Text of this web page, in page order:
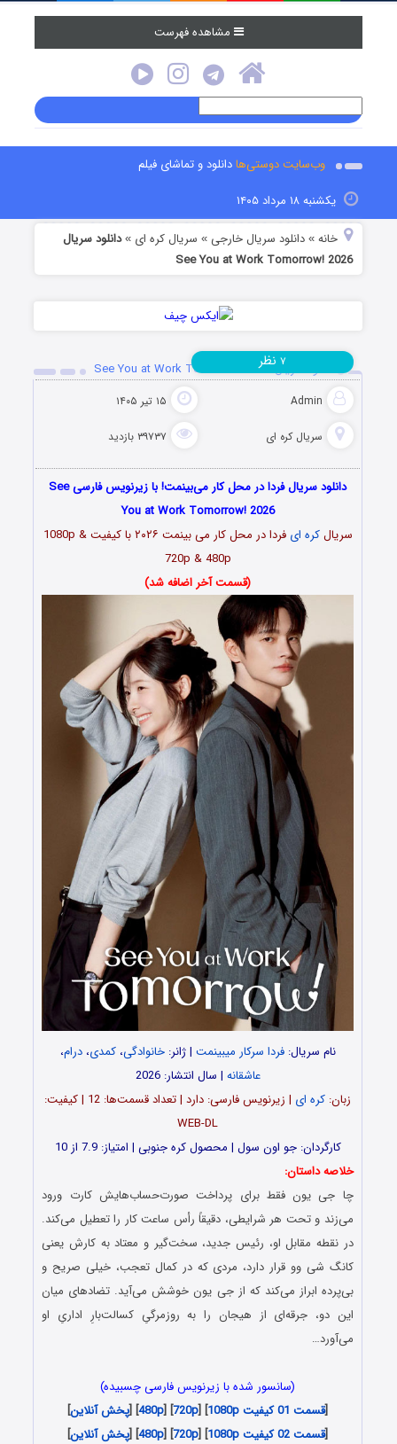
مشاهده فهرست
وب‌سایت دوستی‌هادانلود و تماشای فیلم
یکشنبه ۱۸ مرداد ۱۴۰۵
خانه »دانلود سریال خارجی » سریال کره ای »دانلود سریال
See You at Work Tomorrow! 2026
دانلود سریال See You at Work Tomorrow! 2026
Admin ۱۵ تیر ۱۴۰۵
سریال کره ای ۳۹۷۳۷ بازدید
۷ نظر
دانلود سریال فردا در محل کار می‌بینمت! با زیرنویس فارسی See
You at Work Tomorrow! 2026
سریالکره ای
فردا در محل کار می بینمت ۲۰۲۶ با کیفیت 1080p &
720p & 480p
(قسمت آخر اضافه شد)
نام سریال:فردا سرکار میبینمت | ژانر:خانوادگی،کمدی،درام،
عاشقانه | سال انتشار: 2026
زبان: کره ای
| زیرنویس فارسی: دارد | تعداد قسمت‌ها: 12 | کیفیت:
WEB-DL
کارگردان: جو اون سول | محصول کره جنوبی | امتیاز: 7.9 از 10
خلاصه داستان:
چا جی یون فقط برای پرداخت صورت‌حساب‌هایش کارت ورود
می‌زند و تحت هر شرایطی، دقیقاً رأس ساعت کار را تعطیل می‌کند.
در نقطه مقابل او، رئیس جدید، سخت‌گیر و معتاد به کارش یعنی
کانگ شی وو قرار دارد، مردی که در کمال تعجب، خیلی صریح و
بی‌پرده ابراز می‌کند که از جی یون خوشش می‌آید. تضادهای میان
این دو، جرقه‌ای از هیجان را به روزمرگیِ کسالت‌بارِ اداریِ او
می‌آورد…
(سانسور شده با زیرنویس فارسی چسبیده)
[قسمت 01 کیفیت 1080p ] [
720p
] [
480p
] [پخش آنلاین]
[قسمت 02 کیفیت 1080p ] [
720p
] [
480p
] [پخش آنلاین]